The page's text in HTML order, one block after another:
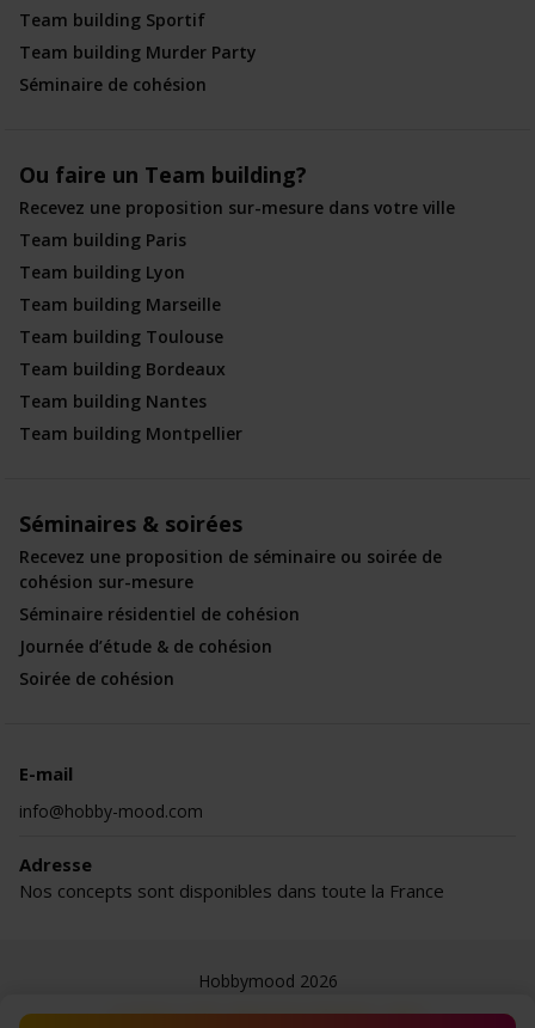
Team building Sportif
Team building Murder Party
Séminaire de cohésion
Ou faire un Team building?
Recevez une proposition sur-mesure dans votre ville
Team building Paris
Team building Lyon
Team building Marseille
Team building Toulouse
Team building Bordeaux
Team building Nantes
Team building Montpellier
Séminaires & soirées
Recevez une proposition de séminaire ou soirée de
cohésion sur-mesure
Séminaire résidentiel de cohésion
Journée d’étude & de cohésion
Soirée de cohésion
E-mail
info@hobby-mood.com
Adresse
Nos concepts sont disponibles dans toute la France
Hobbymood 2026
Le blog CGV Mentions légales Jobs